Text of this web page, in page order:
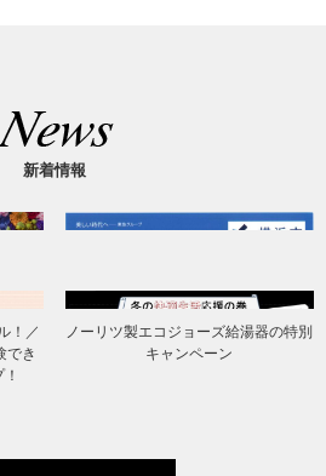
新着情報
！／
でき
ノーリツ製エコジョーズ給湯器の特別
キャンペーン